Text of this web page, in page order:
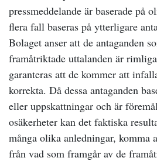
pressmeddelande är baserade på
flera fall baseras på ytterligare
Bolaget anser att de antaganden
framåtriktade uttalanden är
garanteras att de kommer att
korrekta. Då dessa antaganden
eller uppskattningar och är
osäkerheter kan det faktiska
många olika anledningar, komma
från vad som framgår av de